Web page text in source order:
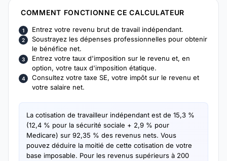
COMMENT FONCTIONNE CE CALCULATEUR
Entrez votre revenu brut de travail indépendant.
Soustrayez les dépenses professionnelles pour obtenir
le bénéfice net.
Entrez votre taux d'imposition sur le revenu et, en
option, votre taux d'imposition étatique.
Consultez votre taxe SE, votre impôt sur le revenu et
votre salaire net.
La cotisation de travailleur indépendant est de 15,3 %
(12,4 % pour la sécurité sociale + 2,9 % pour
Medicare) sur 92,35 % des revenus nets. Vous
pouvez déduire la moitié de cette cotisation de votre
base imposable. Pour les revenus supérieurs à 200